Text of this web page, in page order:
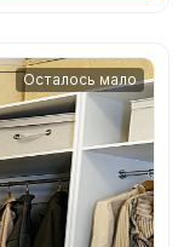
Осталось мало